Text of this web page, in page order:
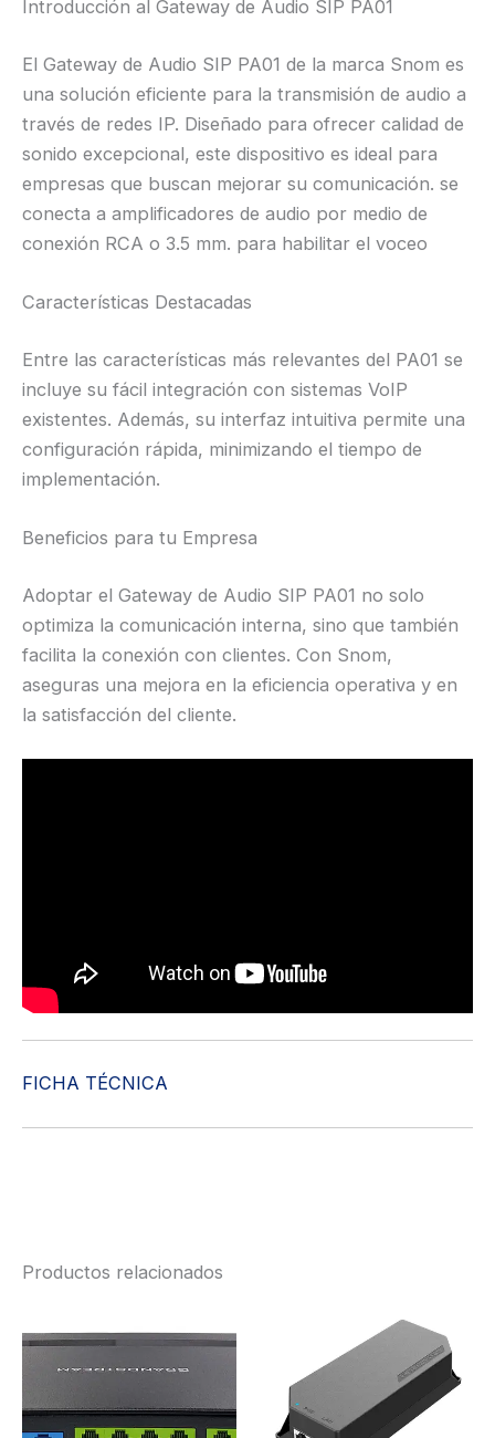
Introducción al Gateway de Audio SIP PA01
El Gateway de Audio SIP PA01 de la marca Snom es
una solución eficiente para la transmisión de audio a
través de redes IP. Diseñado para ofrecer calidad de
sonido excepcional, este dispositivo es ideal para
empresas que buscan mejorar su comunicación. se
conecta a amplificadores de audio por medio de
conexión RCA o 3.5 mm. para habilitar el voceo
Características Destacadas
Entre las características más relevantes del PA01 se
incluye su fácil integración con sistemas VoIP
existentes. Además, su interfaz intuitiva permite una
configuración rápida, minimizando el tiempo de
implementación.
Beneficios para tu Empresa
Adoptar el Gateway de Audio SIP PA01 no solo
optimiza la comunicación interna, sino que también
facilita la conexión con clientes. Con Snom,
aseguras una mejora en la eficiencia operativa y en
la satisfacción del cliente.
FICHA TÉCNICA
Productos relacionados